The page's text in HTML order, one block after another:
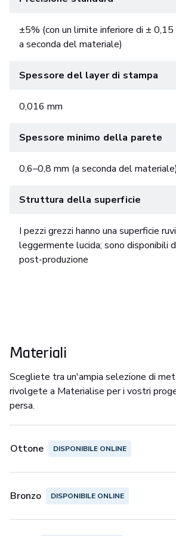
±5% (con un limite inferiore di ±
a seconda del materiale)
Spessore del layer di stampa
0,016 mm
Spessore minimo della parete
0,6–0,8 mm (a seconda del materiale)
Struttura della superficie
I pezzi grezzi hanno una superficie
leggermente lucida; sono disponibili
post-produzione
Materiali
Scegliete tra un'ampia selezione di
rivolgete a Materialise per i vostri
persa.
Ottone DISPONIBILE ONLINE
Bronzo DISPONIBILE ONLINE